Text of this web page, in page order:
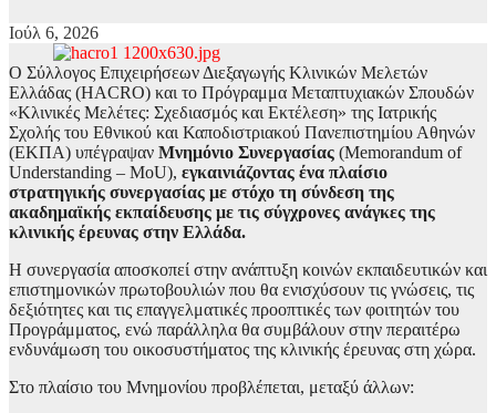
Ιούλ 6, 2026
Ο Σύλλογος Επιχειρήσεων Διεξαγωγής Κλινικών Μελετών
Ελλάδας (HACRO) και το Πρόγραμμα Μεταπτυχιακών Σπουδών
«Κλινικές Μελέτες: Σχεδιασμός και Εκτέλεση» της Ιατρικής
Σχολής του Εθνικού και Καποδιστριακού Πανεπιστημίου Αθηνών
(ΕΚΠΑ) υπέγραψαν Μνημόνιο Συνεργασίας (Memorandum of
Understanding – MoU), εγκαινιάζοντας ένα πλαίσιο
στρατηγικής συνεργασίας με στόχο τη σύνδεση της
ακαδημαϊκής εκπαίδευσης με τις σύγχρονες ανάγκες της
κλινικής έρευνας στην Ελλάδα.
Η συνεργασία αποσκοπεί στην ανάπτυξη κοινών εκπαιδευτικών και
επιστημονικών πρωτοβουλιών που θα ενισχύσουν τις γνώσεις, τις
δεξιότητες και τις επαγγελματικές προοπτικές των φοιτητών του
Προγράμματος, ενώ παράλληλα θα συμβάλουν στην περαιτέρω
ενδυνάμωση του οικοσυστήματος της κλινικής έρευνας στη χώρα.
Στο πλαίσιο του Μνημονίου προβλέπεται, μεταξύ άλλων: